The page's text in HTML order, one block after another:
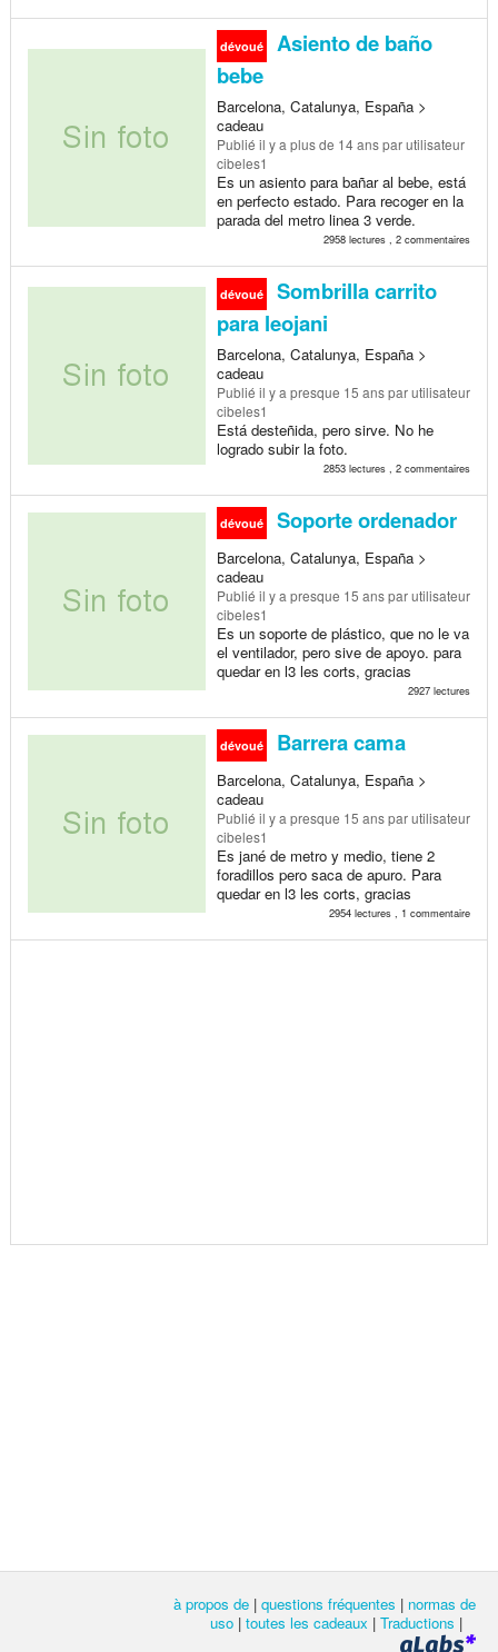
dévoué
Asiento de baño
bebe
Barcelona, Catalunya, España >
cadeau
Publié il y a plus de 14 anspar utilisateur
cibeles1
Es un asiento para bañar al bebe, está
en perfecto estado. Para recoger en la
parada del metro linea 3 verde.
2958 lectures , 2 commentaires
dévoué
Sombrilla carrito
para leojani
Barcelona, Catalunya, España >
cadeau
Publié il y a presque 15 anspar utilisateur
cibeles1
Está desteñida, pero sirve. No he
logrado subir la foto.
2853 lectures , 2 commentaires
dévoué Soporte ordenador
Barcelona, Catalunya, España >
cadeau
Publié il y a presque 15 anspar utilisateur
cibeles1
Es un soporte de plástico, que no le va
el ventilador, pero sive de apoyo. para
quedar en l3 les corts, gracias
2927 lectures
dévoué Barrera cama
Barcelona, Catalunya, España >
cadeau
Publié il y a presque 15 anspar utilisateur
cibeles1
Es jané de metro y medio, tiene 2
foradillos pero saca de apuro. Para
quedar en l3 les corts, gracias
2954 lectures , 1 commentaire
à propos de | questions fréquentes | normas de
uso | toutes les cadeaux | Traductions |